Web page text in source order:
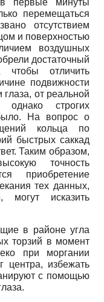
перемещаться
отсутствием
и поверхностью
воздушных
достаточный
отличить
подвижности
глаза, от реальной
однако строгих
На вопрос о
кольца по
быстрых саккад
Таким образом,
точность
приобретение
тех данных,
могут исказить
в районе угла
торзий в момент
при моргании
центра, избежать
с помощью